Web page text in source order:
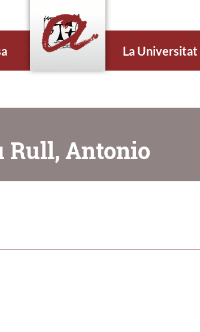
La Universitat
Rull, Antonio